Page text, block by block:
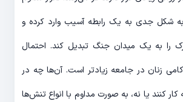
به شکل جدی به یک رابطه آسیب وارد کرده و
را به یک میدان جنگ تبدیل کند. احتمال
زنان در جامعه زیادتر است. آن‌ها چه در
کنند یا نه، به صورت مداوم با انواع تنش‌ها